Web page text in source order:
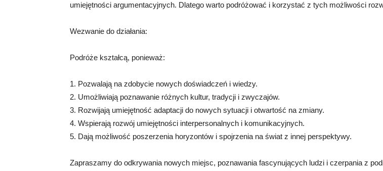
umiejętności argumentacyjnych. Dlatego warto podróżować i korzystać z tych możliwości
Wezwanie do działania:
Podróże kształcą, ponieważ:
1. Pozwalają na zdobycie nowych doświadczeń i wiedzy.
2. Umożliwiają poznawanie różnych kultur, tradycji i zwyczajów.
3. Rozwijają umiejętność adaptacji do nowych sytuacji i otwartość na zmiany.
4. Wspierają rozwój umiejętności interpersonalnych i komunikacyjnych.
5. Dają możliwość poszerzenia horyzontów i spojrzenia na świat z innej perspektywy.
Zapraszamy do odkrywania nowych miejsc, poznawania fascynujących ludzi i czerpania z